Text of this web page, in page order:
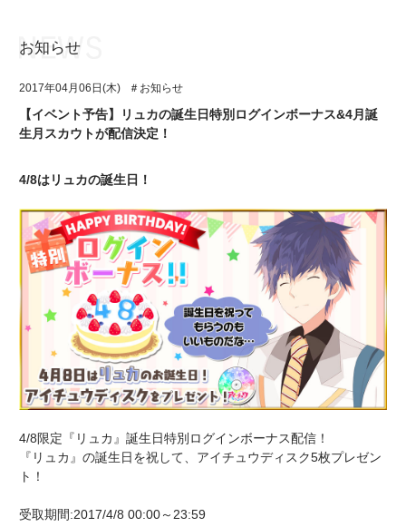
ユニット&キャラクター
アプリゲーム
イベント・キャンペーン
ミュージック
グッズ・本
ギャラリー
アイ★チュウとは
ユニット&キャラクター
アプリゲーム
イベント・キャンペーン
ミュージック
グッズ・本
ギャラリー
お知らせ
2017年04月06日(木) ＃お知らせ
【イベント予告】リュカの誕生日特別ログインボーナス&4月誕
生月スカウトが配信決定！
4/8はリュカの誕生日！
4/8限定『リュカ』誕生日特別ログインボーナス配信！
『リュカ』の誕生日を祝して、アイチュウディスク5枚プレゼン
ト！
受取期間:2017/4/8 00:00～23:59